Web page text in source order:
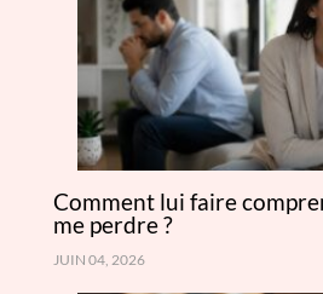
Comment lui faire
me perdre ?
JUIN 04, 2026